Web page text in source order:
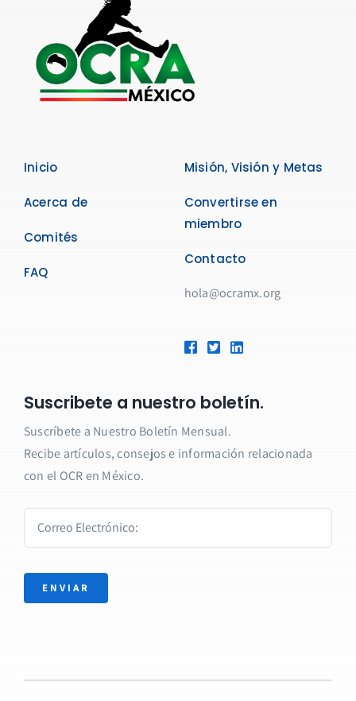
Inicio
Acerca de
Comités
FAQ
Misión, Visión y Metas
Convertirse en
miembro
Contacto
hola@ocramx.org
Suscribete a nuestro boletín.
Suscríbete a Nuestro Boletín Mensual.
Recibe artículos, consejos e información relacionada
con el OCR en México.
ENVIAR